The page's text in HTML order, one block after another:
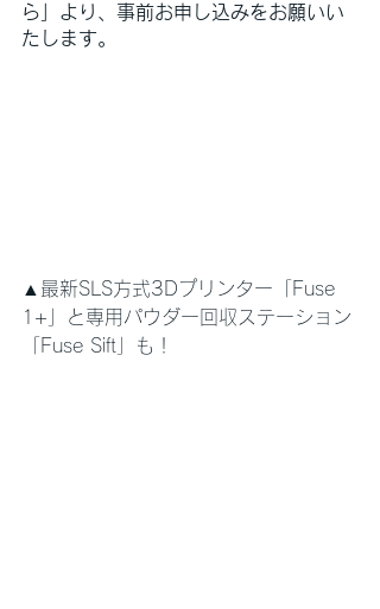
ら」より、事前お申し込みをお願いい
たします。
▲最新SLS方式3Dプリンター「Fuse
1+」と専用パウダー回収ステーション
「Fuse Sift」も！